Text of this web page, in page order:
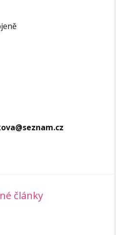
články